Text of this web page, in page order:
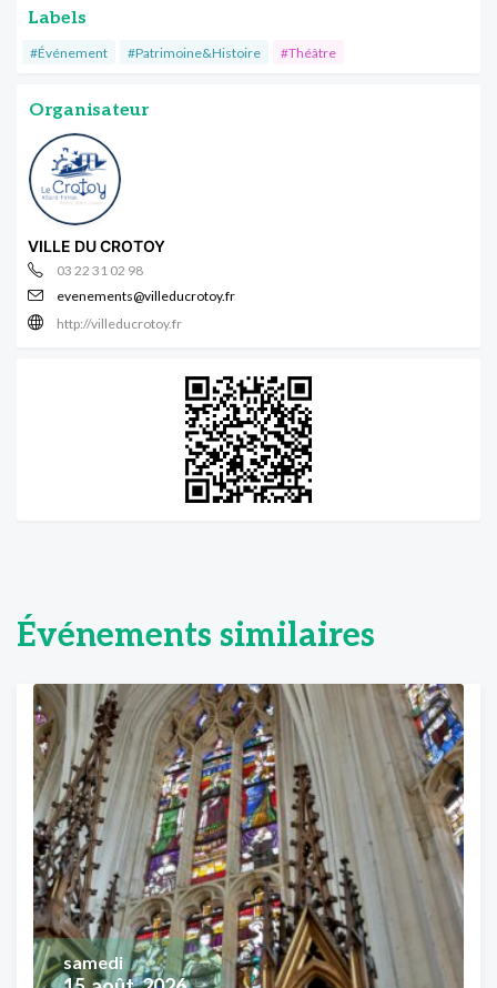
Labels
#Événement #Patrimoine&Histoire #Théâtre
Organisateur
VILLE DU CROTOY
03 22 31 02 98
evenements@villeducrotoy.fr
http://villeducrotoy.fr
Événements similaires
samedi